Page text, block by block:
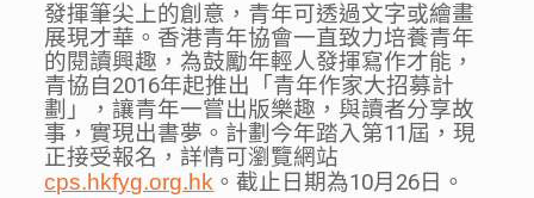
發揮筆尖上的創意，青年可透過文字或繪畫
展現才華。香港青年協會一直致力培養青年
的閱讀興趣，為鼓勵年輕人發揮寫作才能，
青協自2016年起推出「青年作家大招募計
劃」，讓青年一嘗出版樂趣，與讀者分享故
事，實現出書夢。計劃今年踏入第11屆，現
正接受報名，詳情可瀏覽網站
cps.hkfyg.org.hk 。截止日期為10月26日。